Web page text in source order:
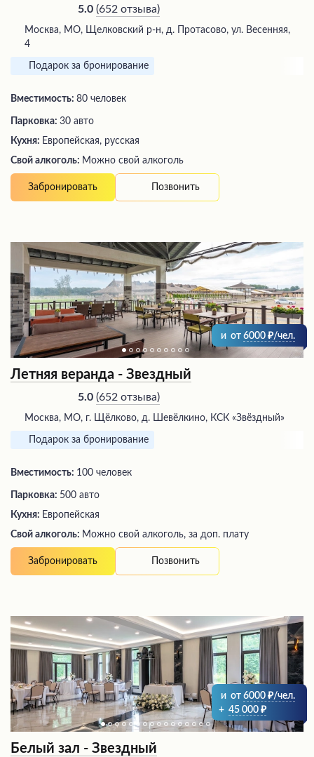
5.0 (652 отзыва)
Москва, МО, Щелковский р-н, д. Протасово, ул. Весенняя,
4
Подарок за бронирование
Вместимость: 80 человек
Парковка: 30 авто
Кухня: Европейская, русская
Свой алкоголь: Можно свой алкоголь
Забронировать Позвонить
и от 6000 /чел.
Летняя веранда - Звездный
5.0 (652 отзыва)
Москва, МО, г. Щёлково, д. Шевёлкино, КСК «Звёздный»
Подарок за бронирование
Вместимость: 100 человек
Парковка: 500 авто
Кухня: Европейская
Свой алкоголь: Можно свой алкоголь, за доп. плату
Забронировать Позвонить
и от 6000
/чел.
+ 45 000
Белый зал - Звездный